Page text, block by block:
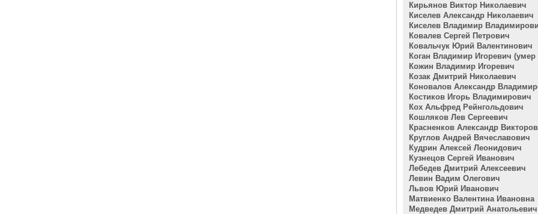
Кирьянов Виктор Николаевич
Киселев Александр Николаевич
Киселев Владимир
Ковалев Сергей Петрович
Ковальчук Юрий Валентинович
Коган Владимир Игоревич (умер
Кожин Владимир Игоревич
Козак Дмитрий Николаевич
Коновалов Александр
Костиков Игорь Владимирович
Кох Альфред Рейнгольдович
Кошляков Лев Сергеевич
Красненков Александр
Круглов Андрей Вячеславович
Кудрин Алексей Леонидович
Кузнецов Сергей Иванович
Лебедев Дмитрий Алексеевич
Левин Вадим Олегович
Львов Юрий Иванович
Матвиенко Валентина Ивановна
Медведев Дмитрий Анатольевич